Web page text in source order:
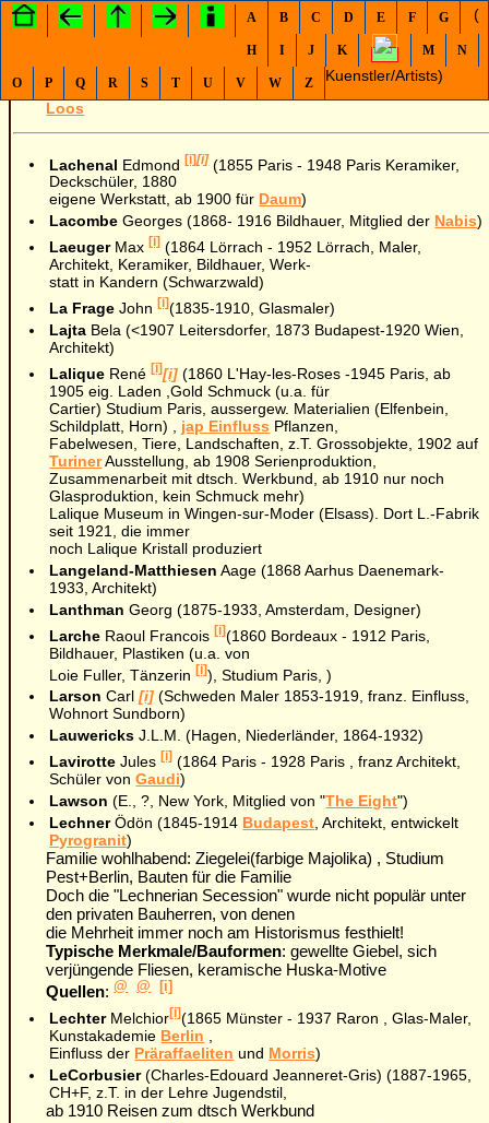
A B C D E F G
H I J K M N
O P Q R S T U V W Z
(
Kuenstler/Artists)
Liebermann ,Liberty, La Libre de Esthique
Loos
Lachenal Edmond[i][i](1855 Paris - 1948 Paris Keramiker,
Deckschüler, 1880
eigene Werkstatt, ab 1900 für Daum)
Lacombe Georges (1868- 1916 Bildhauer, Mitglied der Nabis)
LaeugerMax[i] (1864 Lörrach - 1952 Lörrach, Maler,
Architekt, Keramiker, Bildhauer, Werk-
statt in Kandern (Schwarzwald)
La Frage John[i](1835-1910, Glasmaler)
Lajta Bela (<1907 Leitersdorfer, 1873 Budapest-1920 Wien,
Architekt)
Lalique René[i][i] (1860 L'Hay-les-Roses -1945 Paris, ab
1905 eig. Laden ,Gold Schmuck (u.a. für
Cartier) Studium Paris, aussergew. Materialien (Elfenbein,
Schildplatt, Horn) , jap Einfluss Pflanzen,
Fabelwesen, Tiere, Landschaften, z.T. Grossobjekte, 1902 auf
TurinerAusstellung, ab 1908 Serienproduktion,
Zusammenarbeit mit dtsch. Werkbund, ab 1910 nur noch
Glasproduktion, kein Schmuck mehr)
Lalique Museum in Wingen-sur-Moder (Elsass). Dort L.-Fabrik
seit 1921, die immer
noch Lalique Kristall produziert
Langeland-Matthiesen Aage (1868 Aarhus Daenemark-
1933, Architekt)
Lanthman Georg (1875-1933, Amsterdam, Designer)
Larche Raoul Francois[i](1860 Bordeaux - 1912 Paris,
Bildhauer, Plastiken (u.a. von
Loie Fuller, Tänzerin[i]), Studium Paris, )
Larson Carl[i] (Schweden Maler 1853-1919, franz. Einfluss,
Wohnort Sundborn)
Lauwericks J.L.M. (Hagen, Niederländer, 1864-1932)
Lavirotte Jules[i] (1864 Paris - 1928 Paris , franz Architekt,
Schüler vonGaudi)
Lawson (E., ?, New York, Mitglied von "The Eight")
LechnerÖdön (1845-1914 Budapest, Architekt, entwickelt
Pyrogranit)
Familie wohlhabend: Ziegelei(farbige Majolika) , Studium
Pest+Berlin, Bauten für die Familie
Doch die "Lechnerian Secession" wurde nicht populär unter
den privaten Bauherren, von denen
die Mehrheit immer noch am Historismus festhielt!
Typische Merkmale/Bauformen: gewellte Giebel, sich
verjüngende Fliesen, keramische Huska-Motive
Quellen:@ @ [i]
LechterMelchior[i](1865 Münster - 1937 Raron , Glas-Maler,
Kunstakademie Berlin
Einfluss der Präraffaeliten und Morris)
LeCorbusier(Charles-Edouard Jeanneret-Gris) (1887-1965,
CH+F, z.T. in der Lehre Jugendstil,
ab 1910 Reisen zum dtsch Werkbund